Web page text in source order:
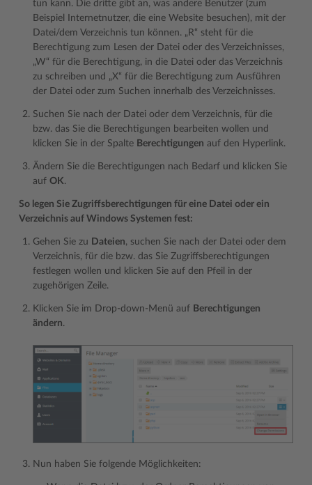
tun kann. Die dritte gibt an, was andere Benutzer (zum
Beispiel Internetnutzer, die eine Website besuchen), mit der
Datei/dem Verzeichnis tun können. „R“ steht für die
Berechtigung zum Lesen der Datei oder des Verzeichnisses,
„W“ für die Berechtigung, in die Datei oder das Verzeichnis
zu schreiben und „X“ für die Berechtigung zum Ausführen
der Datei oder zum Suchen innerhalb des Verzeichnisses.
Suchen Sie nach der Datei oder dem Verzeichnis, für die
bzw. das Sie die Berechtigungen bearbeiten wollen und
klicken Sie in der Spalte Berechtigungen auf den Hyperlink.
Ändern Sie die Berechtigungen nach Bedarf und klicken Sie
auf OK.
So legen Sie Zugriffsberechtigungen für eine Datei oder ein
Verzeichnis auf Windows Systemen fest:
Gehen Sie zu Dateien, suchen Sie nach der Datei oder dem
Verzeichnis, für die bzw. das Sie Zugriffsberechtigungen
festlegen wollen und klicken Sie auf den Pfeil in der
zugehörigen Zeile.
Klicken Sie im Drop-down-Menü auf Berechtigungen
ändern.
Nun haben Sie folgende Möglichkeiten: